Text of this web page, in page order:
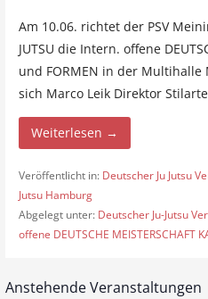
Am 10.06. richtet der PSV
JUTSU die Intern. offene
und FORMEN in der
sich Marco Leik Direktor
Weiterlesen →
Veröffentlicht in: Deutscher Ju Jutsu
Jutsu Hamburg
Abgelegt unter: Deutscher Ju-Jutsu
offene DEUTSCHE MEISTERSCHAFT
Anstehende Veranstaltungen